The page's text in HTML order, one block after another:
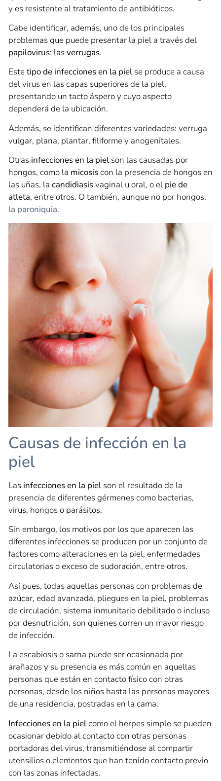
y es resistente al tratamiento de antibióticos.
Cabe identificar, además, uno de los principales
problemas que puede presentar la piel a través del
papilovirus: lasverrugas.
Estetipo de infecciones en la piel se produce a causa
del virus en las capas superiores de la piel,
presentando un tacto áspero y cuyo aspecto
dependerá de la ubicación.
Además, se identifican diferentes variedades: verruga
vulgar, plana, plantar, filiforme y anogenitales.
Otras infecciones en la piel son las causadas por
hongos, como la micosiscon la presencia de hongos en
las uñas, la candidiasisvaginal u oral, o el pie de
atleta, entre otros. O también, aunque no por hongos,
la paroniquia.
Causas de infección en la
piel
Las infecciones en la piel son el resultado de la
presencia de diferentes gérmenes como bacterias,
virus, hongos o parásitos.
Sin embargo, los motivos por los que aparecen las
diferentes infecciones se producen por un conjunto de
factores como alteraciones en la piel, enfermedades
circulatorias o exceso de sudoración, entre otros.
Así pues, todas aquellas personas con problemas de
azúcar, edad avanzada, pliegues en la piel, problemas
de circulación, sistema inmunitario debilitado o incluso
por desnutrición, son quienes corren un mayor riesgo
de infección.
La escabiosis o sarna puede ser ocasionada por
arañazos y su presencia es más común en aquellas
personas que están en contacto físico con otras
personas, desde los niños hasta las personas mayores
de una residencia, postradas en la cama.
Infecciones en la pielcomo el herpes simple se pueden
ocasionar debido al contacto con otras personas
portadoras del virus, transmitiéndose al compartir
utensilios o elementos que han tenido contacto previo
con las zonas infectadas.